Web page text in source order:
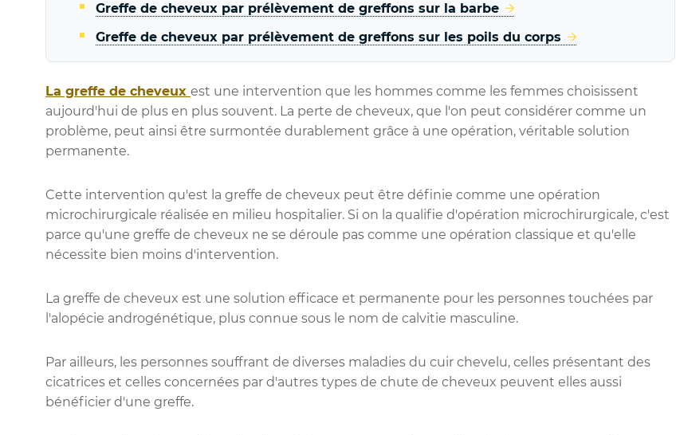
Greffe de cheveux par prélèvement de greffons sur la barbe
Greffe de cheveux par prélèvement de greffons sur les poils du corps
La greffe de cheveux est une intervention que les hommes comme les femmes choisissent
aujourd'hui de plus en plus souvent. La perte de cheveux, que l'on peut considérer comme un
problème, peut ainsi être surmontée durablement grâce à une opération, véritable solution
permanente.
Cette intervention qu'est la greffe de cheveux peut être définie comme une opération
microchirurgicale réalisée en milieu hospitalier. Si on la qualifie d'opération microchirurgicale, c'est
parce qu'une greffe de cheveux ne se déroule pas comme une opération classique et qu'elle
nécessite bien moins d'intervention.
La greffe de cheveux est une solution efficace et permanente pour les personnes touchées par
l'alopécie androgénétique, plus connue sous le nom de calvitie masculine.
Par ailleurs, les personnes souffrant de diverses maladies du cuir chevelu, celles présentant des
cicatrices et celles concernées par d'autres types de chute de cheveux peuvent elles aussi
bénéficier d'une greffe.